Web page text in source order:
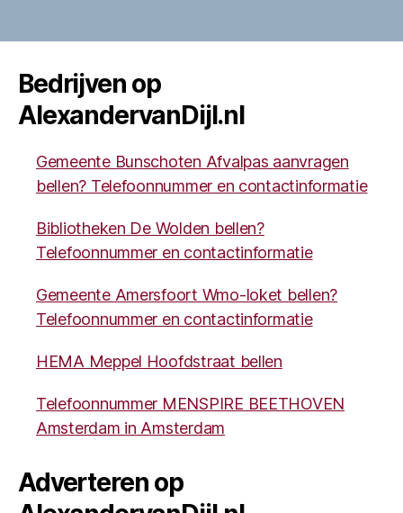
Bedrijven op
AlexandervanDijl.nl
Gemeente Bunschoten Afvalpas aanvragen
bellen? Telefoonnummer en contactinformatie
Bibliotheken De Wolden bellen?
Telefoonnummer en contactinformatie
Gemeente Amersfoort Wmo-loket bellen?
Telefoonnummer en contactinformatie
HEMA Meppel Hoofdstraat bellen
Telefoonnummer MENSPIRE BEETHOVEN
Amsterdam in Amsterdam
Adverteren op